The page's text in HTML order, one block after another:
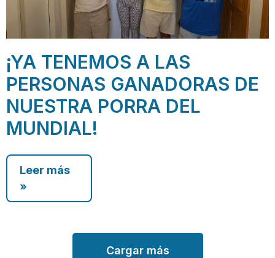
¡YA TENEMOS A LAS
PERSONAS GANADORAS DE
NUESTRA PORRA DEL
MUNDIAL!
Leer más
»
Cargar más